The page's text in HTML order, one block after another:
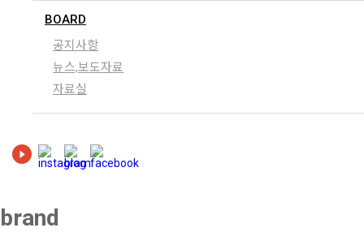
BOARD
공지사항
뉴스,보도자료
자료실
brand